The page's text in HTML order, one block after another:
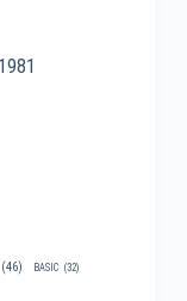
(46) BASIC (32)